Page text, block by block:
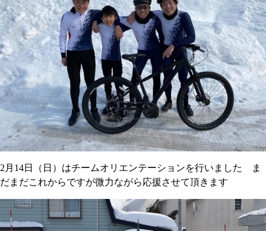
2月14日（日）はチームオリエンテーションを行いました ま
だまだこれからですが微力ながら応援させて頂きます